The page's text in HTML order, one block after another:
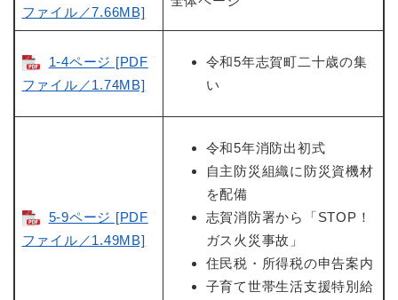
ファイル／7.66MB]
1-4ページ [PDF
ファイル／1.74MB]
令和5年志賀町二十歳の集
い
5-9ページ [PDF
ファイル／1.49MB]
令和5年消防出初式
自主防災組織に防災資機材
を配備
志賀消防署から「STOP！
ガス火災事故」
住民税・所得税の申告案内
子育て世帯生活支援特別給